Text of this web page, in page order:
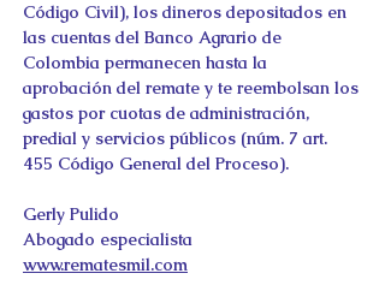
Código Civil), los dineros depositados en
las cuentas del Banco Agrario de
Colombia permanecen hasta la
aprobación del remate y te reembolsan los
gastos por cuotas de administración,
predial y servicios públicos (núm. 7 art.
455 Código General del Proceso).
Gerly Pulido
Abogado especialista
www.rematesmil.com